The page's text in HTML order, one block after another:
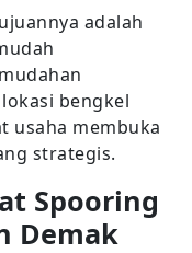
adalah
bengkel
usaha membuka
strategis.
Spooring
Demak